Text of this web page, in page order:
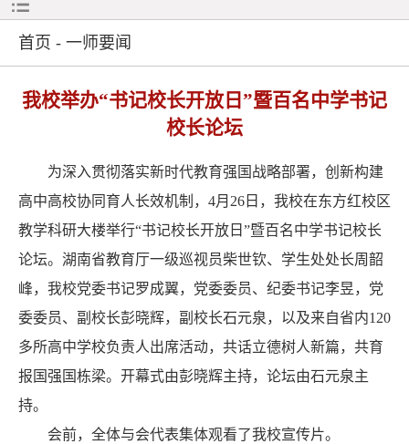
首页 - 一师要闻
我校举办“书记校长开放日”暨百名中学书记
校长论坛
为深入贯彻落实新时代教育强国战略部署，创新构建
高中高校协同育人长效机制，4月26日，我校在东方红校区
教学科研大楼举行“书记校长开放日”暨百名中学书记校长
论坛。湖南省教育厅一级巡视员柴世钦、学生处处长周韶
峰，我校党委书记罗成翼，党委委员、纪委书记李昱，党
委委员、副校长彭晓辉，副校长石元泉，以及来自省内120
多所高中学校负责人出席活动，共话立德树人新篇，共育
报国强国栋梁。开幕式由彭晓辉主持，论坛由石元泉主
持。
会前，全体与会代表集体观看了我校宣传片。